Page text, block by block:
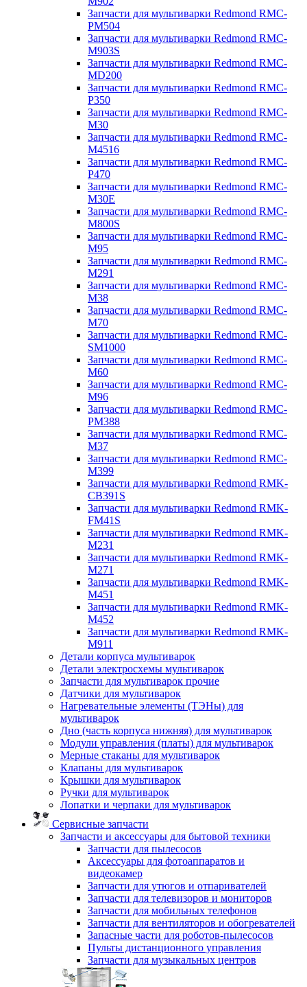
Запчасти для мультиварки Redmond RMC-
PM504
Запчасти для мультиварки Redmond RMC-
M903S
Запчасти для мультиварки Redmond RMC-
MD200
Запчасти для мультиварки Redmond RMC-
P350
Запчасти для мультиварки Redmond RMC-
M30
Запчасти для мультиварки Redmond RMC-
M4516
Запчасти для мультиварки Redmond RMC-
P470
Запчасти для мультиварки Redmond RMC-
M30E
Запчасти для мультиварки Redmond RMC-
M800S
Запчасти для мультиварки Redmond RMC-
M95
Запчасти для мультиварки Redmond RMC-
M291
Запчасти для мультиварки Redmond RMC-
M38
Запчасти для мультиварки Redmond RMC-
M70
Запчасти для мультиварки Redmond RMC-
SM1000
Запчасти для мультиварки Redmond RMC-
M60
Запчасти для мультиварки Redmond RMC-
M96
Запчасти для мультиварки Redmond RMC-
PM388
Запчасти для мультиварки Redmond RMC-
M37
Запчасти для мультиварки Redmond RMC-
M399
Запчасти для мультиварки Redmond RMK-
CB391S
Запчасти для мультиварки Redmond RMK-
FM41S
Запчасти для мультиварки Redmond RMK-
M231
Запчасти для мультиварки Redmond RMK-
M271
Запчасти для мультиварки Redmond RMK-
M451
Запчасти для мультиварки Redmond RMK-
M452
Запчасти для мультиварки Redmond RMK-
M911
Детали корпуса мультиварок
Детали электросхемы мультиварок
Запчасти для мультиварок прочие
Датчики для мультиварок
Нагревательные элементы (ТЭНы) для
мультиварок
Дно (часть корпуса нижняя) для мультиварок
Модули управления (платы) для мультиварок
Мерные стаканы для мультиварок
Клапаны для мультиварок
Крышки для мультиварок
Ручки для мультиварок
Лопатки и черпаки для мультиварок
Сервисные запчасти
Запчасти и аксессуары для бытовой техники
Запчасти для пылесосов
Аксессуары для фотоаппаратов и
видеокамер
Запчасти для утюгов и отпаривателей
Запчасти для телевизоров и мониторов
Запчасти для мобильных телефонов
Запчасти для вентиляторов и обогревателей
Запасные части для роботов-пылесосов
Пульты дистанционного управления
Запчасти для музыкальных центров